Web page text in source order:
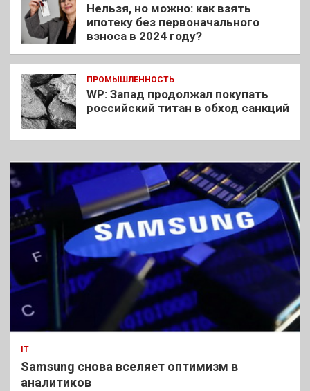
Нельзя, но можно: как взять
ипотеку без первоначального
взноса в 2024 году?
ПРОМЫШЛЕННОСТЬ
WP: Запад продолжал покупать
российский титан в обход санкций
IT
Samsung снова вселяет оптимизм в
аналитиков